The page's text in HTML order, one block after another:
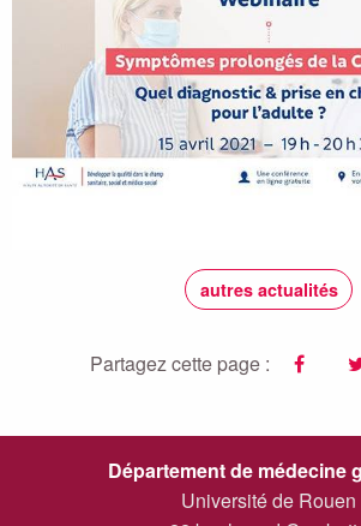
autres actualités
Partagez cette page :
Département de médecine
Université de Rouen